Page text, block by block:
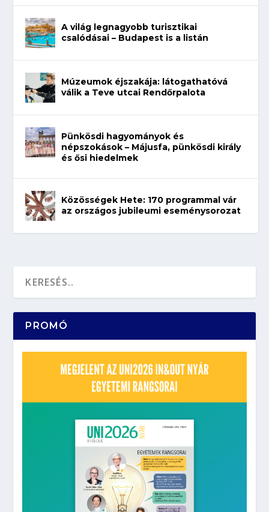
A világ legnagyobb turisztikai
csalódásai – Budapest is a listán
Múzeumok éjszakája: látogathatóvá
válik a Teve utcai Rendőrpalota
Pünkösdi hagyományok és
népszokások – Májusfa, pünkösdi király
és ősi hiedelmek
Közösségek Hete: 170 programmal vár
az országos jubileumi eseménysorozat
PROMÓ